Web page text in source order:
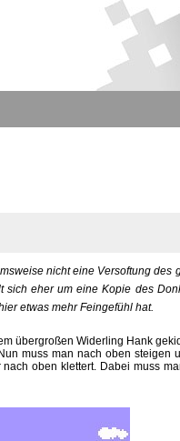
nicht eine Versoftung des
eher um eine Kopie des
etwas mehr Feingefühl hat.
übergroßen Widerling Hank
muss man nach oben steigen
oben klettert. Dabei muss